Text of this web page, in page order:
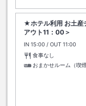
★ホテル利用 お土産
アウト11：00＞
IN チェックイン
15:00 / OUT チェック
11:00
食事なし
おまかせルーム（喫